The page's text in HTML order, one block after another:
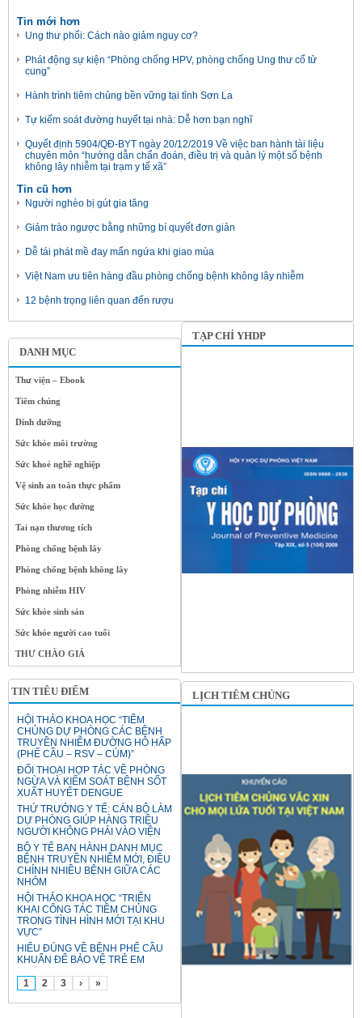
DANH MỤC
Thư viện – Ebook
Tiêm chủng
Dinh dưỡng
Sức khỏe môi trường
Sức khoẻ nghề nghiệp
Vệ sinh an toàn thực phẩm
Sức khỏe học đường
Tai nạn thương tích
Phòng chống bệnh lây
Phòng chống bệnh không lây
Phòng nhiễm HIV
Sức khỏe sinh sản
Sức khỏe người cao tuổi
THƯ CHÀO GIÁ
TIN TIÊU ĐIỂM
HỘI THẢO KHOA HỌC “TIÊM
CHỦNG DỰ PHÒNG CÁC BỆNH
TRUYỀN NHIỄM ĐƯỜNG HÔ HẤP
(PHẾ CẦU – RSV – CÚM)”
ĐỐI THOẠI HỢP TÁC VỀ PHÒNG
NGỪA VÀ KIỂM SOÁT BỆNH SỐT
XUẤT HUYẾT DENGUE
THỨ TRƯỞNG Y TẾ: CÁN BỘ LÀM
DỰ PHÒNG GIÚP HÀNG TRIỆU
NGƯỜI KHÔNG PHẢI VÀO VIỆN
BỘ Y TẾ BAN HÀNH DANH MỤC
BỆNH TRUYỀN NHIỄM MỚI, ĐIỀU
CHỈNH NHIỀU BỆNH GIỮA CÁC
NHÓM
HỘI THẢO KHOA HỌC “TRIỂN
KHAI CÔNG TÁC TIÊM CHỦNG
TRONG TÌNH HÌNH MỚI TẠI KHU
VỰC”
HIỂU ĐÚNG VỀ BỆNH PHẾ CẦU
KHUẨN ĐỂ BẢO VỆ TRẺ EM
1 2 3 › »
Tin mới hơn
Ung thư phổi: Cách nào giảm nguy cơ?
Phát động sự kiện “Phòng chống HPV, phòng chống Ung thư cổ tử
cung”
Hành trình tiêm chủng bền vững tại tỉnh Sơn La
Tự kiểm soát đường huyết tại nhà: Dễ hơn bạn nghĩ
Quyết định 5904/QĐ-BYT ngày 20/12/2019 Về việc ban hành tài liệu
chuyên môn “hướng dẫn chẩn đoán, điều trị và quản lý một số bệnh
không lây nhiễm tại trạm y tế xã”
Tin cũ hơn
Người nghèo bị gút gia tăng
Giảm trào ngược bằng những bí quyết đơn giản
Dễ tái phát mề đay mẩn ngứa khi giao mùa
Việt Nam ưu tiên hàng đầu phòng chống bệnh không lây nhiễm
12 bệnh trọng liên quan đến rượu
TẠP CHÍ YHDP
LỊCH TIÊM CHỦNG